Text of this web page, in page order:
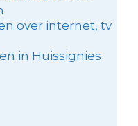
over internet, tv
in Huissignies